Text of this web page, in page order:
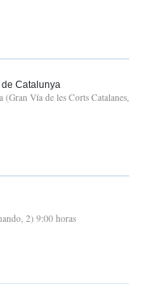
Catalunya
Vía de les Corts Catalanes,
2) 9:00 horas